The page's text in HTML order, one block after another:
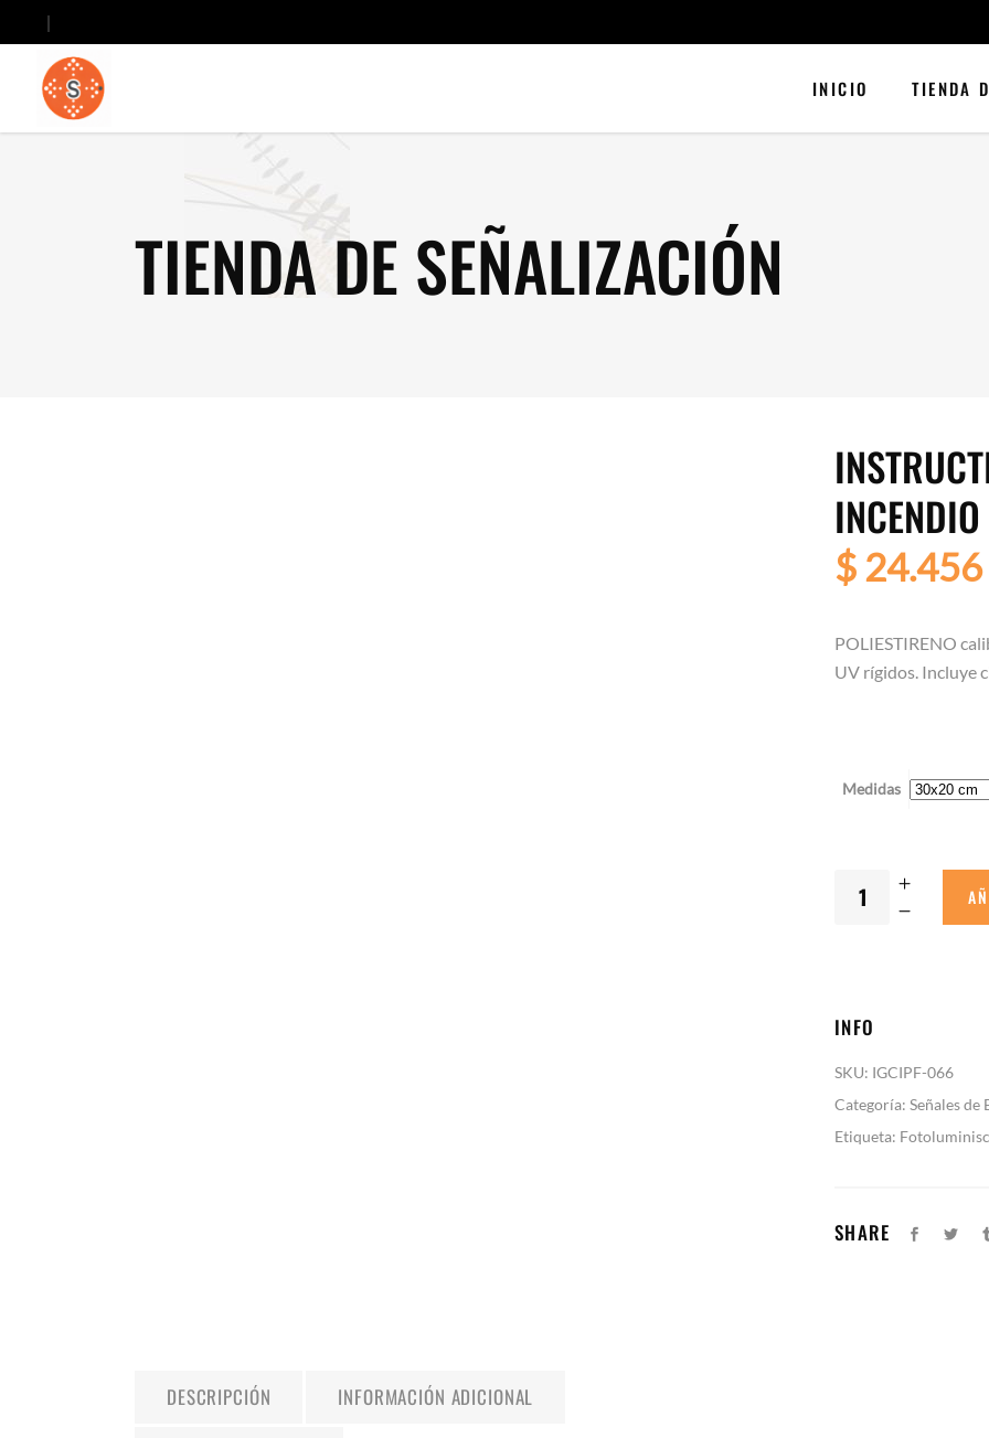
INICIO TIENDA
TIENDA DE SEÑALIZACIÓN
$ 24.456
POLIESTIRENO
UV rígidos. Incluye
Medidas
INFO
SKU: IGCIPF-066
Categoría: Señales de
Etiqueta:
SHARE
DESCRIPCIÓN INFORMACIÓN ADICIONAL